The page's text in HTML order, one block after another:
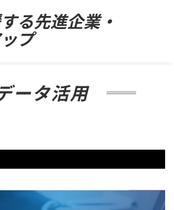
る先進企業・
プ
ータ活用